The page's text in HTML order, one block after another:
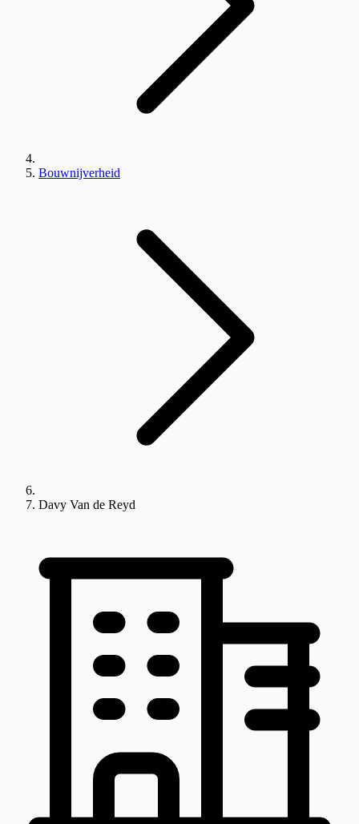
Bouwnijverheid
Davy Van de Reyd